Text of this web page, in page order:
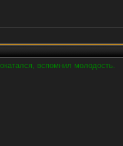
вспомнил молодость.